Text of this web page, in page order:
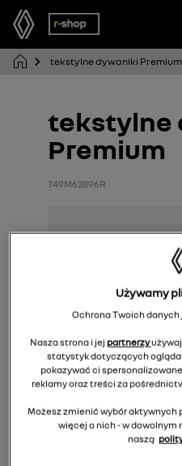
tekstylne dywaniki Premium
tekstylne
Premium
749M62896R
Używamy
Ochrona Twoich
Nasza strona i jej partnerzy
statystyk dotyczących
pokazywać ci
reklamy oraz treści za
Możesz zmienić wybór aktywnych
więcej o nich - w
naszą